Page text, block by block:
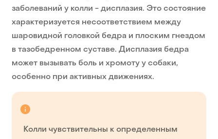
заболеваний у колли - дисплазия. Это состояние
характеризуется несоответствием между
шаровидной головкой бедра и плоским гнездом
в тазобедренном суставе. Дисплазия бедра
может вызывать боль и хромоту у собаки,
особенно при активных движениях.
Колли чувствительны к определенным